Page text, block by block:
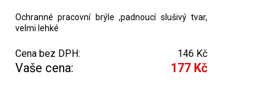
Ochranné pracovní brýle ,padnoucí slušivý tvar,
velmi lehké
Cena bez DPH: 146 Kč
Vaše cena: 177 Kč